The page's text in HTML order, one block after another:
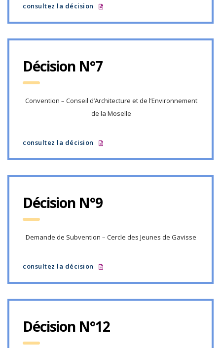
consultez la décision
Décision N°7
Convention – Conseil d’Architecture et de l’Environnement
de la Moselle
consultez la décision
Décision N°9
Demande de Subvention – Cercle des Jeunes de Gavisse
consultez la décision
Décision N°12